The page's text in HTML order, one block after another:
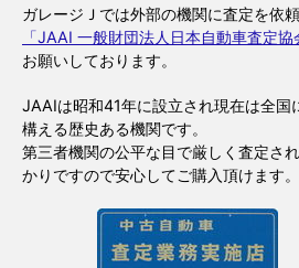
ガレージＪでは外部の機関に査定を依
「JAAI 一般財団法人日本自動車査定協
お願いしております。
JAAIは昭和41年に設立され現在は全国
構える歴史ある機関です。
第三者機関の公平な目で厳しく査定さ
かりですので安心してご購入頂けます。